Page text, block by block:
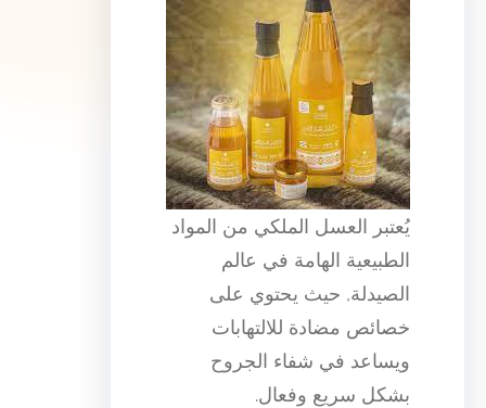
يُعتبر العسل الملكي من المواد
الطبيعية الهامة في عالم
الصيدلة, حيث يحتوي على
خصائص مضادة للالتهابات
ويساعد في شفاء الجروح
بشكل سريع وفعال.